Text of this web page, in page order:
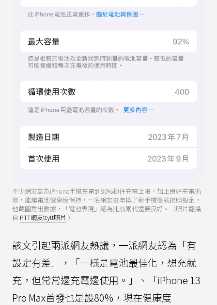
不少網友認為iPhone手機充電到80%鎖住充電上限，加上良好充電循
環，能讓電池健康度保持，一名網友去年換了新手機後就按照設定，
他截圖秀出數據，「電池表現」認為比前兩代還要良好。（照片翻攝
自 PTT網友ttytt照片 ）
該文引起兩派網友熱議，一派網友認為「有
設定有差」，「一樣是電池最佳化，想充就
充，但常常邊充電邊使用。」、「iPhone 13
Pro Max首發也是設80%，現在健康度